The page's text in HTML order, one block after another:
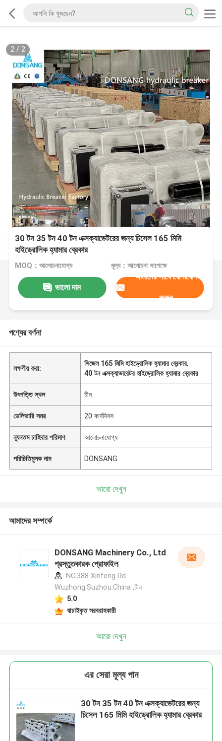
2/ 2
30 টন 35 টন 40 টন এক্সক্যাভেটরের জন্য চিসেল 165 মিমি
হাইড্রোলিক হ্যামার ব্রেকার
MOQ：আলোচনাযোগ্য মূল্য：আলোচনা সাপেক্ষে
ভালো দাম
আমাদের সাথে যোগাযোগ
করুন
পণ্যের বর্ণনা
লক্ষণীয় করা:
সিজেল 165 মিমি হাইড্রোলিক হ্যামার ব্রেকার,
40 টন এক্সক্যাভারেটর হাইড্রোলিক হ্যামার ব্রেকার
উৎপত্তি স্থল চীন
ডেলিভারি সময় 20 কার্যদিবস
ন্যূনতম চাহিদার পরিমাণ আলোচনাযোগ্য
পরিচিতিমুলক নাম DONSANG
আরো দেখুন
আমাদের সম্পর্কে
DONSANG Machinery Co., Ltd
প্রস্তুতকারক প্রোফাইল
NO.388 Xinfeng Rd
Wuzhong,Suzhou.China ,চীন
5.0
যাচাইকৃত সরবরাহকারী
আরো দেখুন
এর সেরা মূল্য পান
30 টন 35 টন 40 টন এক্সক্যাভেটরের জন্য
চিসেল 165 মিমি হাইড্রোলিক হ্যামার ব্রেকার